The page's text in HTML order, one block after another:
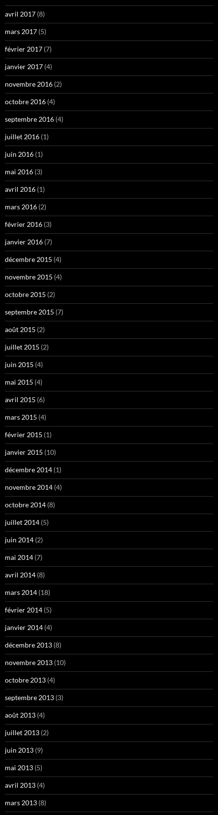
avril 2017 (8)
mars 2017 (5)
février 2017 (7)
janvier 2017 (4)
novembre 2016 (2)
octobre 2016 (4)
septembre 2016 (4)
juillet 2016 (1)
juin 2016 (1)
mai 2016 (3)
avril 2016 (1)
mars 2016 (2)
février 2016 (3)
janvier 2016 (7)
décembre 2015 (4)
novembre 2015 (4)
octobre 2015 (2)
septembre 2015 (7)
août 2015 (2)
juillet 2015 (2)
juin 2015 (4)
mai 2015 (4)
avril 2015 (6)
mars 2015 (4)
février 2015 (1)
janvier 2015 (10)
décembre 2014 (1)
novembre 2014 (4)
octobre 2014 (8)
juillet 2014 (5)
juin 2014 (2)
mai 2014 (7)
avril 2014 (8)
mars 2014 (18)
février 2014 (5)
janvier 2014 (4)
décembre 2013 (8)
novembre 2013 (10)
octobre 2013 (4)
septembre 2013 (3)
août 2013 (4)
juillet 2013 (2)
juin 2013 (9)
mai 2013 (5)
avril 2013 (4)
mars 2013 (8)